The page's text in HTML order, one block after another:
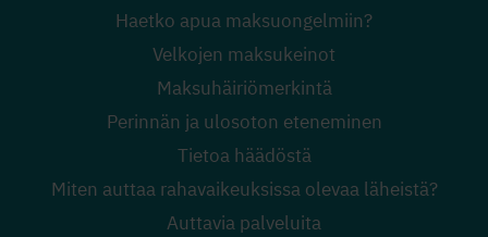
Haetko apua maksuongelmiin?
Velkojen maksukeinot
Maksuhäiriömerkintä
Perinnän ja ulosoton eteneminen
Tietoa häädöstä
Miten auttaa rahavaikeuksissa olevaa läheistä?
Auttavia palveluita